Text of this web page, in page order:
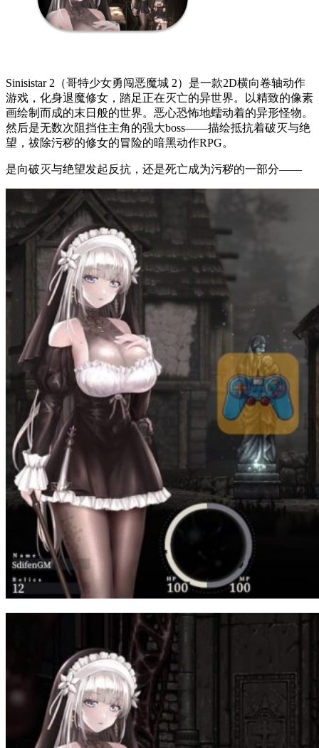
Sinisistar 2（哥特少女勇闯恶魔城 2）是一款2D横向卷轴动作
游戏，化身退魔修女，踏足正在灭亡的异世界。以精致的像素
画绘制而成的末日般的世界。恶心恐怖地蠕动着的异形怪物。
然后是无数次阻挡住主角的强大boss——描绘抵抗着破灭与绝
望，祓除污秽的修女的冒险的暗黑动作RPG。
是向破灭与绝望发起反抗，还是死亡成为污秽的一部分——